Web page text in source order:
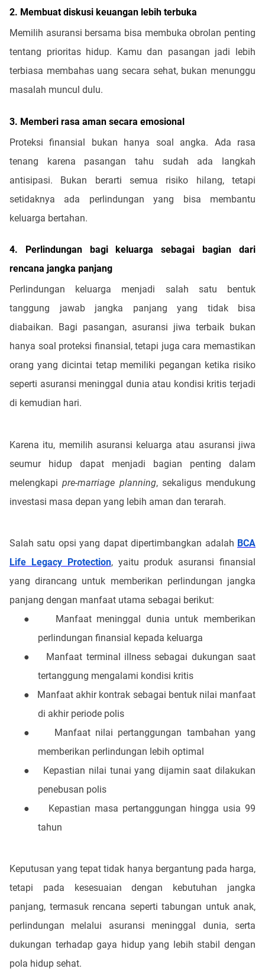
2. Membuat diskusi keuangan lebih terbuka
Memilih asuransi bersama bisa membuka obrolan penting
tentang prioritas hidup. Kamu dan pasangan jadi lebih
terbiasa membahas uang secara sehat, bukan menunggu
masalah muncul dulu.
3. Memberi rasa aman secara emosional
Proteksi finansial bukan hanya soal angka. Ada rasa
tenang karena pasangan tahu sudah ada langkah
antisipasi. Bukan berarti semua risiko hilang, tetapi
setidaknya ada perlindungan yang bisa membantu
keluarga bertahan.
4. Perlindungan bagi keluarga sebagai bagian dari
rencana jangka panjang
Perlindungan keluarga menjadi salah satu bentuk
tanggung jawab jangka panjang yang tidak bisa
diabaikan. Bagi pasangan, asuransi jiwa terbaik bukan
hanya soal proteksi finansial, tetapi juga cara memastikan
orang yang dicintai tetap memiliki pegangan ketika risiko
seperti asuransi meninggal dunia atau kondisi kritis terjadi
di kemudian hari.
Karena itu, memilih asuransi keluarga atau asuransi jiwa
seumur hidup dapat menjadi bagian penting dalam
melengkapipre-marriage planning, sekaligus mendukung
investasi masa depan yang lebih aman dan terarah.
Salah satu opsi yang dapat dipertimbangkan adalah BCA
Life Legacy Protection, yaitu produk asuransi finansial
yang dirancang untuk memberikan perlindungan jangka
panjang dengan manfaat utama sebagai berikut:
●
Manfaat meninggal dunia untuk memberikan
perlindungan finansial kepada keluarga
●
Manfaat terminal illness sebagai dukungan saat
tertanggung mengalami kondisi kritis
●
Manfaat akhir kontrak sebagai bentuk nilai manfaat
di akhir periode polis
●
Manfaat nilai pertanggungan tambahan yang
memberikan perlindungan lebih optimal
●
Kepastian nilai tunai yang dijamin saat dilakukan
penebusan polis
●
Kepastian masa pertanggungan hingga usia 99
tahun
Keputusan yang tepat tidak hanya bergantung pada harga,
tetapi pada kesesuaian dengan kebutuhan jangka
panjang, termasuk rencana seperti tabungan untuk anak,
perlindungan melalui asuransi meninggal dunia, serta
dukungan terhadap gaya hidup yang lebih stabil dengan
pola hidup sehat.